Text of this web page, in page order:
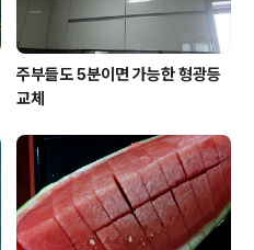
주부들도 5분이면 가능한 형광등
교체